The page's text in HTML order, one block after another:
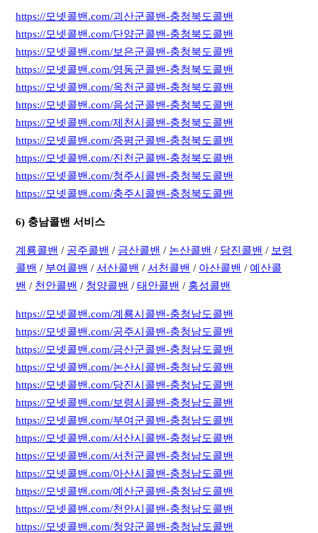
https://모넷콜밴.com/괴산군콜밴-충청북도콜밴
https://모넷콜밴.com/단양군콜밴-충청북도콜밴
https://모넷콜밴.com/보은군콜밴-충청북도콜밴
https://모넷콜밴.com/영동군콜밴-충청북도콜밴
https://모넷콜밴.com/옥천군콜밴-충청북도콜밴
https://모넷콜밴.com/음성군콜밴-충청북도콜밴
https://모넷콜밴.com/제천시콜밴-충청북도콜밴
https://모넷콜밴.com/증평군콜밴-충청북도콜밴
https://모넷콜밴.com/진천군콜밴-충청북도콜밴
https://모넷콜밴.com/청주시콜밴-충청북도콜밴
https://모넷콜밴.com/충주시콜밴-충청북도콜밴
6) 충남콜밴 서비스
계룡콜밴 / 공주콜밴 / 금산콜밴 / 논산콜밴 / 당진콜밴 / 보령
콜밴 / 부여콜밴 /서산콜밴 /서천콜밴 / 아산콜밴 /예산콜
밴 / 천안콜밴 / 청양콜밴 /태안콜밴 / 홍성콜밴
https://모넷콜밴.com/계룡시콜밴-충청남도콜밴
https://모넷콜밴.com/공주시콜밴-충청남도콜밴
https://모넷콜밴.com/금산군콜밴-충청남도콜밴
https://모넷콜밴.com/논산시콜밴-충청남도콜밴
https://모넷콜밴.com/당진시콜밴-충청남도콜밴
https://모넷콜밴.com/보령시콜밴-충청남도콜밴
https://모넷콜밴.com/부여군콜밴-충청남도콜밴
https://모넷콜밴.com/서산시콜밴-충청남도콜밴
https://모넷콜밴.com/서천군콜밴-충청남도콜밴
https://모넷콜밴.com/아산시콜밴-충청남도콜밴
https://모넷콜밴.com/예산군콜밴-충청남도콜밴
https://모넷콜밴.com/천안시콜밴-충청남도콜밴
https://모넷콜밴.com/청양군콜밴-충청남도콜밴